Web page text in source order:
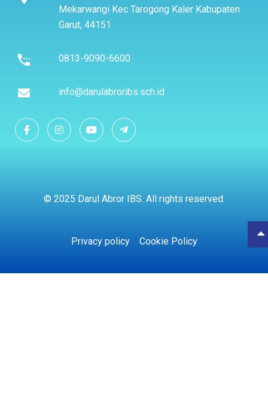
Mekarwangi Kec Tarogong Kaler Kabupaten
Garut, 44151
0813-9090-6600
info@darulabroribs.sch.id
© 2025 Darul Abror IBS. All rights reserved.
Privacy policy Cookie Policy